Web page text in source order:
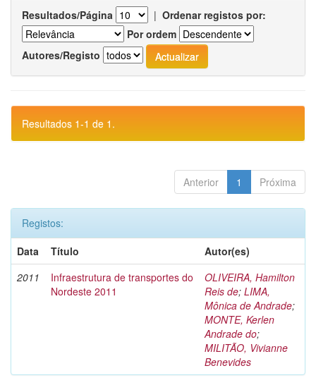
Resultados/Página | Ordenar registos por:
Por ordem
Autores/Registo
Resultados 1-1 de 1.
Anterior 1 Próxima
Registos:
Data
Título
Autor(es)
2011
Infraestrutura de transportes do
Nordeste 2011
OLIVEIRA, Hamilton
Reis de; LIMA,
Mônica de Andrade;
MONTE, Kerlen
Andrade do;
MILITÃO, Vivianne
Benevides